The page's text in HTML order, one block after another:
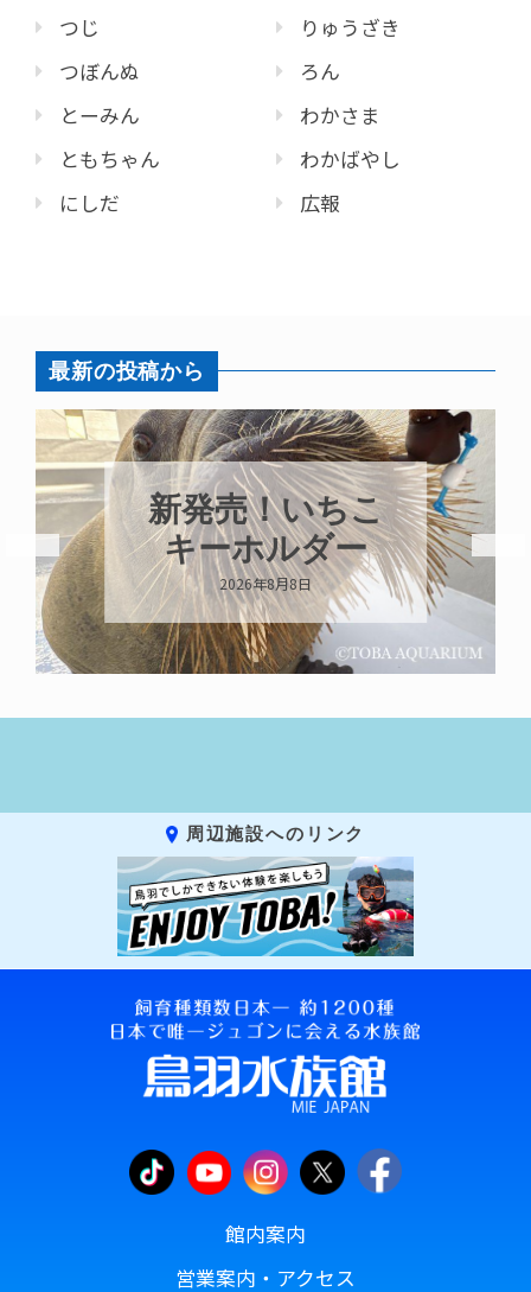
つじ
つぼんぬ
とーみん
ともちゃん
にしだ
りゅうざき
ろん
わかさま
わかばやし
広報
最新の投稿から
パラオオウム
ガイが交接して
います
2026年8月7日
周辺施設へのリンク
館内案内
営業案内・アクセス